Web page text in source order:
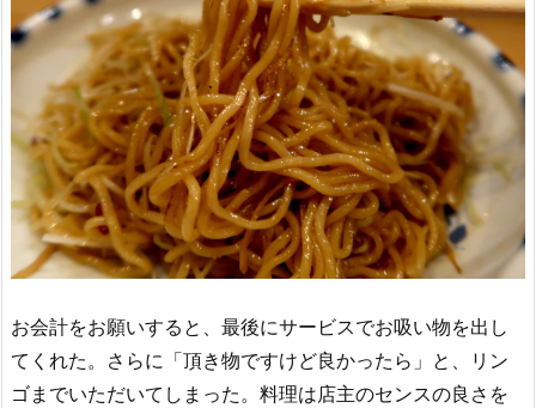
お会計をお願いすると、最後にサービスでお吸い物を出し
てくれた。さらに「頂き物ですけど良かったら」と、リン
ゴまでいただいてしまった。料理は店主のセンスの良さを